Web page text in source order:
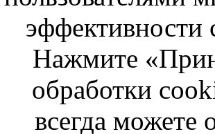
эффективности
Нажмите
обработки
всегда можете